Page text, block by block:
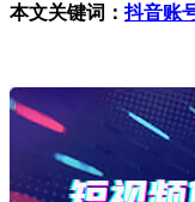
本文关键词：抖音账